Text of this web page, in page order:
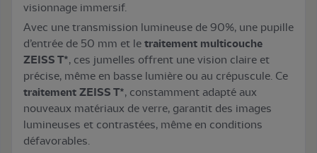
visionnage immersif.
Avec une transmission lumineuse de 90%, une pupille
d’entrée de 50 mm et le traitement multicouche
ZEISS T*, ces jumelles offrent une vision claire et
précise, même en basse lumière ou au crépuscule. Ce
traitement ZEISS T*, constamment adapté aux
nouveaux matériaux de verre, garantit des images
lumineuses et contrastées, même en conditions
défavorables.